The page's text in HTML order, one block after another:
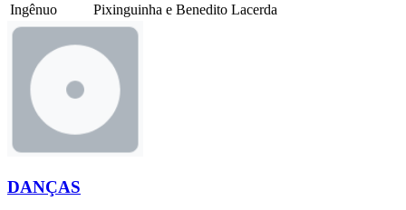
Ingênuo
Pixinguinha e Benedito Lacerda
DANÇAS